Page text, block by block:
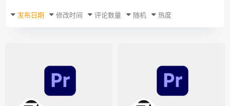
发布日期 修改时间 评论数量 随机 热度